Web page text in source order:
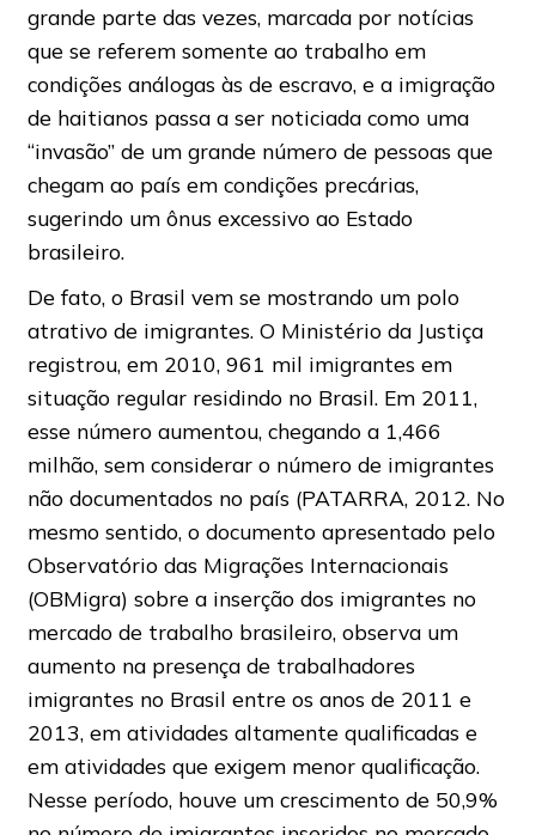
grande parte das vezes, marcada por notícias
que se referem somente ao trabalho em
condições análogas às de escravo, e a imigração
de haitianos passa a ser noticiada como uma
“invasão” de um grande número de pessoas que
chegam ao país em condições precárias,
sugerindo um ônus excessivo ao Estado
brasileiro.
De fato, o Brasil vem se mostrando um polo
atrativo de imigrantes. O Ministério da Justiça
registrou, em 2010, 961 mil imigrantes em
situação regular residindo no Brasil. Em 2011,
esse número aumentou, chegando a 1,466
milhão, sem considerar o número de imigrantes
não documentados no país (PATARRA, 2012. No
mesmo sentido, o documento apresentado pelo
Observatório das Migrações Internacionais
(OBMigra) sobre a inserção dos imigrantes no
mercado de trabalho brasileiro, observa um
aumento na presença de trabalhadores
imigrantes no Brasil entre os anos de 2011 e
2013, em atividades altamente qualificadas e
em atividades que exigem menor qualificação.
Nesse período, houve um crescimento de 50,9%